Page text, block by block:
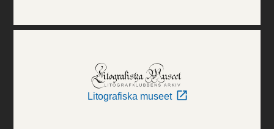
Litografiska museet